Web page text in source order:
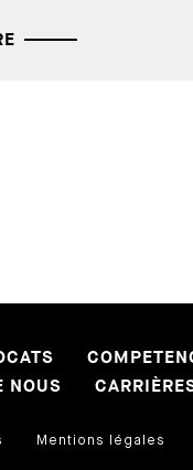
NOUS
Mentions légales